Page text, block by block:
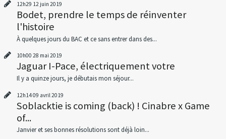
12h29 12 juin 2019
Bodet, prendre le temps de réinventer
l'histoire
À quelques jours du BAC et ce sans entrer dans des...
10h00 28 mai 2019
Jaguar I-Pace, électriquement votre
Il y a quinze jours, je débutais mon séjour...
12h1409 avril 2019
Soblacktie is coming (back) ! Cinabre x Game
of...
Janvier et ses bonnes résolutions sont déjà loin...